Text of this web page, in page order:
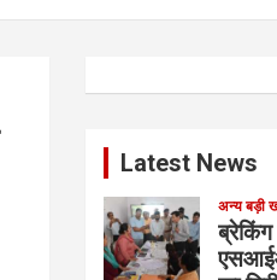
Latest News
अन्य बड़ी
ब्रेकिंग